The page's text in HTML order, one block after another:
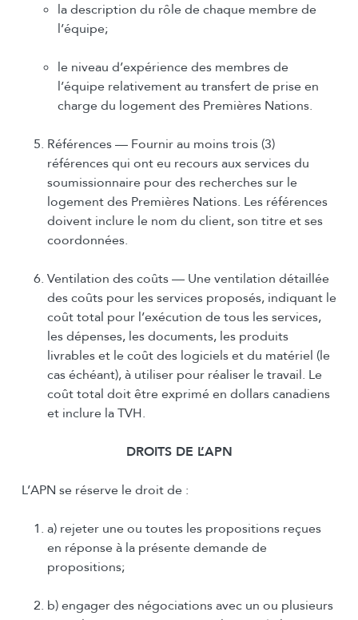
la description du rôle de chaque membre de
l’équipe;
le niveau d’expérience des membres de
l’équipe relativement au transfert de prise en
charge du logement des Premières Nations.
Références — Fournir au moins trois (3)
références qui ont eu recours aux services du
soumissionnaire pour des recherches sur le
logement des Premières Nations. Les références
doivent inclure le nom du client, son titre et ses
coordonnées.
Ventilation des coûts — Une ventilation détaillée
des coûts pour les services proposés, indiquant le
coût total pour l’exécution de tous les services,
les dépenses, les documents, les produits
livrables et le coût des logiciels et du matériel (le
cas échéant), à utiliser pour réaliser le travail. Le
coût total doit être exprimé en dollars canadiens
et inclure la TVH.
DROITS DE L’APN
L’APN se réserve le droit de :
a) rejeter une ou toutes les propositions reçues
en réponse à la présente demande de
propositions;
b) engager des négociations avec un ou plusieurs